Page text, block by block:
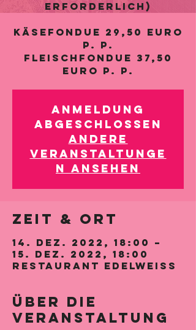
erforderlich)
Käsefondue 29,50 Euro
p. P.
Fleischfondue 37,50
Euro p. P.
Anmeldung
abgeschlossen
Andere
Veranstaltunge
n ansehen
Zeit & Ort
14. Dez. 2022, 18:00 –
15. Dez. 2022, 18:00
Restaurant Edelweiss
Über die
Veranstaltung